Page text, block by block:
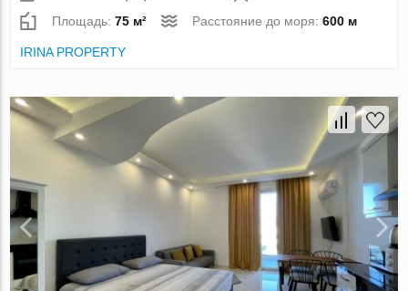
Площадь:75 м² Расстояние до моря:600 м
IRINA PROPERTY